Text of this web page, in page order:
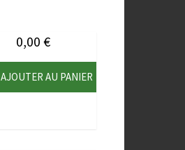
0,00 €
AJOUTER AU PANIER